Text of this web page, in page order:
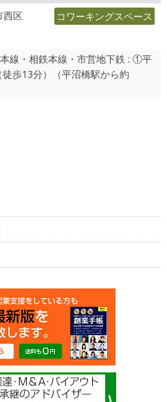
西区 コワーキングスペース
線・相鉄本線・市営地下鉄 : ①平
歩13分）（平沼橋駅から約